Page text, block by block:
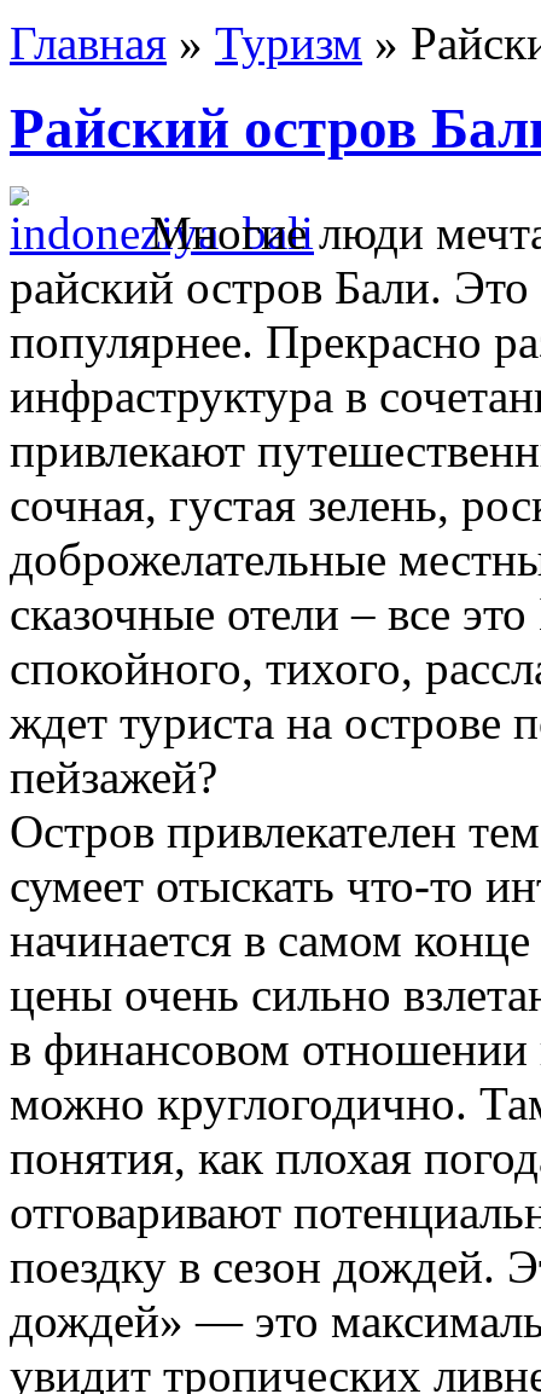
Главная » Туризм »
Райский остров
Многие люди
райский остров Бали. Это
популярнее. Прекрасно
инфраструктура в
привлекают
сочная, густая зелень,
доброжелательные
сказочные отели – все
спокойного, тихого,
ждет туриста на острове
пейзажей?
Остров привлекателен
сумеет отыскать что-то
начинается в самом
цены очень сильно
в финансовом отношении
можно круглогодично.
понятия, как плохая
отговаривают
поездку в сезон дождей.
дождей» — это
увидит тропических